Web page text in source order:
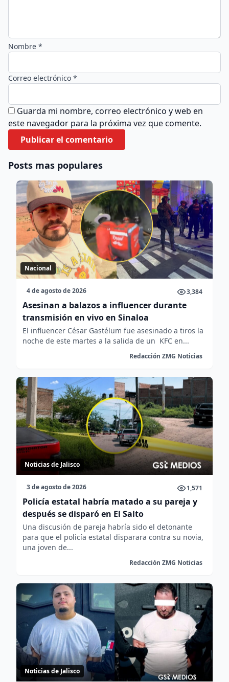
Nombre *
Correo electrónico *
Guarda mi nombre, correo electrónico y web en
este navegador para la próxima vez que comente.
Posts mas populares
Nacional
4 de agosto de 2026 3,384
Asesinan a balazos a influencer durante
transmisión en vivo en Sinaloa
El influencer César Gastélum fue asesinado a tiros la
noche de este martes a la salida de un KFC en...
Redacción ZMG Noticias
Noticias de Jalisco
3 de agosto de 2026 1,571
Policía estatal habría matado a su pareja y
después se disparó en El Salto
Una discusión de pareja habría sido el detonante
para que el policía estatal disparara contra su novia,
una joven de...
Redacción ZMG Noticias
Noticias de Jalisco